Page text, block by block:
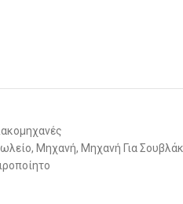
, Μηχανή, Μηχανή Για